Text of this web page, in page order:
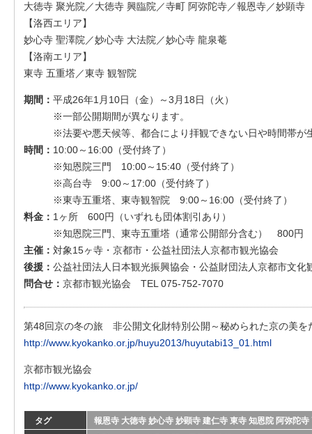
大徳寺 聚光院／大徳寺 興臨院／寺町 阿弥陀寺／報恩寺／妙顕寺
【洛西エリア】
妙心寺 聖澤院／妙心寺 大法院／妙心寺 龍泉菴
【洛南エリア】
東寺 五重塔／東寺 観智院
期間： 平成26年1月10日（金）～3月18日（火）
※一部公開期間が異なります。
※法要や悪天候等、都合により拝観できない日や時間帯が
時間： 10:00～16:00（受付終了）
※知恩院三門 10:00～15:40（受付終了）
※高台寺 9:00～17:00（受付終了）
※東寺五重塔、東寺観智院 9:00～16:00（受付終了）
料金： 1ヶ所 600円（いずれも団体割引あり）
※知恩院三門、東寺五重塔（通常公開部分含む） 800円
主催： 対象15ヶ寺・京都市・公益社団法人京都市観光協会
後援： 公益社団法人日本観光振興協会・公益財団法人京都市文化
問合せ： 京都市観光協会 TEL 075-752-7070
第48回京の冬の旅 非公開文化財特別公開～秘められた京の美を
http://www.kyokanko.or.jp/huyu2013/huyutabi13_01.html
京都市観光協会
http://www.kyokanko.or.jp/
タグ 報恩寺 大徳寺 妙心寺 妙顕寺 建仁寺 東寺 知恩院 阿弥陀寺